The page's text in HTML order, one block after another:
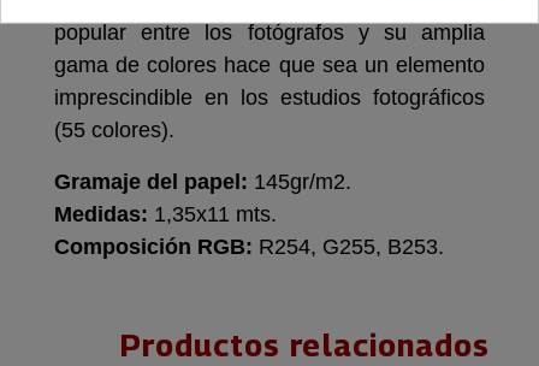
popular entre los fotógrafos y su amplia
gama de colores hace que sea un elemento
imprescindible en los estudios fotográficos
(55 colores).
Gramaje del papel: 145gr/m2.
Medidas: 1,35x11 mts.
Composición RGB: R254, G255, B253.
Productos relacionados